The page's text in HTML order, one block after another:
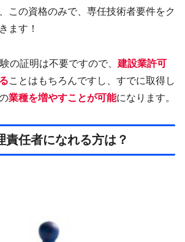
この資格のみで、専任技術者要件をク
ます！
の証明は不要ですので、 建設業許可
ことはもちろんですし、すでに取得し
業種を増やすことが可能になります。
責任者になれる方は？